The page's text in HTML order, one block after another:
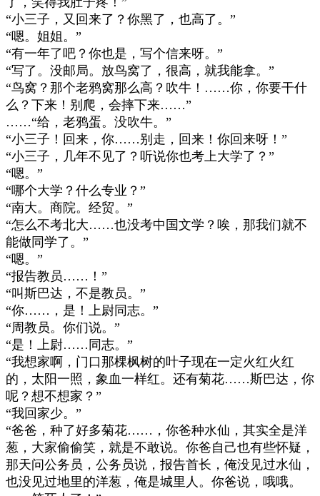
“小三子，又回来了？你黑了，也高了。 ”
“嗯。姐姐。 ”
“有一年了吧？你也是，写个信来呀。 ”
“写了。没邮局。放鸟窝了，很高，就我能拿。 ”
“鸟窝？那个老鸦窝那么高？吹牛！ ……你，你要干什
么？下来！别爬，会摔下来……”
……“给，老鸦蛋。没吹牛。 ”
“小三子！回来，你……别走，回来！你回来呀！ ”
“小三子，几年不见了？听说你也考上大学了？ ”
“嗯。 ”
“哪个大学？什么专业？ ”
“南大。商院。经贸。 ”
“怎么不考北大……也没考中国文学？唉，那我们就不
能做同学了。 ”
“嗯。 ”
“报告教员 …… ！ ”
“叫斯巴达，不是教员。 ”
“你…… ，是！上尉同志。 ”
“周教员。你们说。 ”
“是！上尉…… 同志。 ”
“我想家啊，门口那棵枫树的叶子现在一定火红火红
的，太阳一照，象血一样红。还有菊花……斯巴达，你
呢？想不想家？ ”
“我回家少。 ”
“爸爸，种了好多菊花…… ，你爸种水仙，其实全是洋
葱，大家偷偷笑，就是不敢说。你爸自己也有些怀疑，
那天问公务员，公务员说，报告首长，俺没见过水仙，
也没见过地里的洋葱，俺是城里人。你爸说，哦哦。